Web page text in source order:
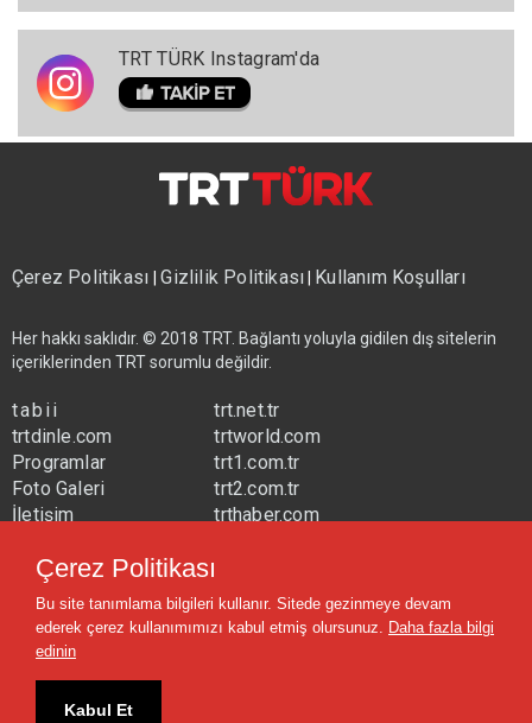
TRT TÜRK Instagram'da
Çerez Politikası|Gizlilik Politikası| Kullanım Koşulları
Her hakkı saklıdır. © 2018 TRT. Bağlantı yoluyla gidilen dış sitelerin
içeriklerinden TRT sorumlu değildir.
tabii
trtdinle.com
Programlar
Foto Galeri
İletişim
trt.net.tr
trtworld.com
trt1.com.tr
trt2.com.tr
trthaber.com
trtavaz.com.tr
trtmuzik.net.tr
trtcocuk.net.tr
Çerez Politikası
Bu site tanımlama bilgileri kullanır. Sitede gezinmeye devam
ederek çerez kullanımımızı kabul etmiş olursunuz. Daha fazla bilgi
edinin
Kabul Et